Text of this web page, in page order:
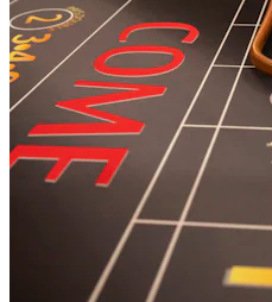
Senior Kindergarten
Primary
Year Book
School Uniforms
Extracurricular Clubs
Gallery
School Activities
Videos
CCS Connect
Contact Us
School Calender
CCS News
Blog
Summer Camp Registration